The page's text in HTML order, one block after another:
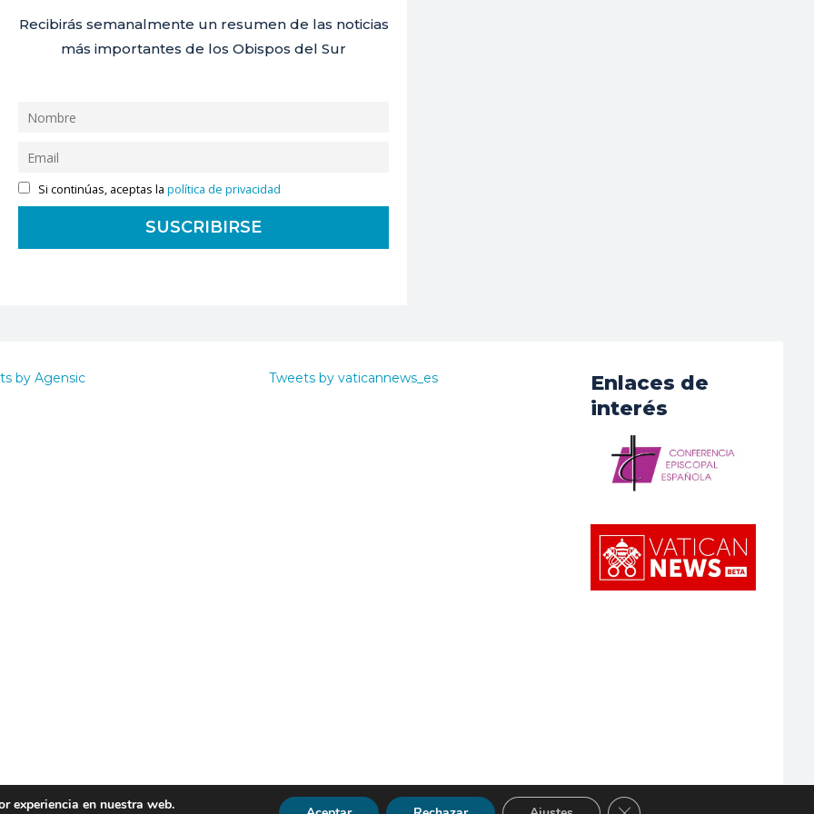
Recibirás semanalmente un resumen de las noticias
más importantes de los Obispos del Sur
Si continúas, aceptas lapolítica de privacidad
by Agensic Tweets by vaticannews_es
Enlaces de
interés
experiencia en nuestra web.
Cerrar el banner de cookies